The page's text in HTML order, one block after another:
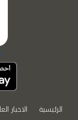
الرئيسية الاخبار